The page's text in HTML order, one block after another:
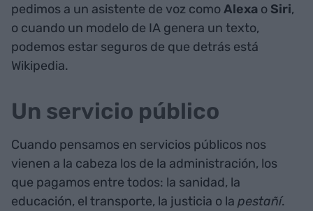
pedimos a un asistente de voz comoAlexa o Siri,
o cuando un modelo de IA genera un texto,
podemos estar seguros de que detrás está
Wikipedia.
Un servicio público
Cuando pensamos en servicios públicos nos
vienen a la cabeza los de la administración, los
que pagamos entre todos: la sanidad, la
educación, el transporte, la justicia o la pestañí.